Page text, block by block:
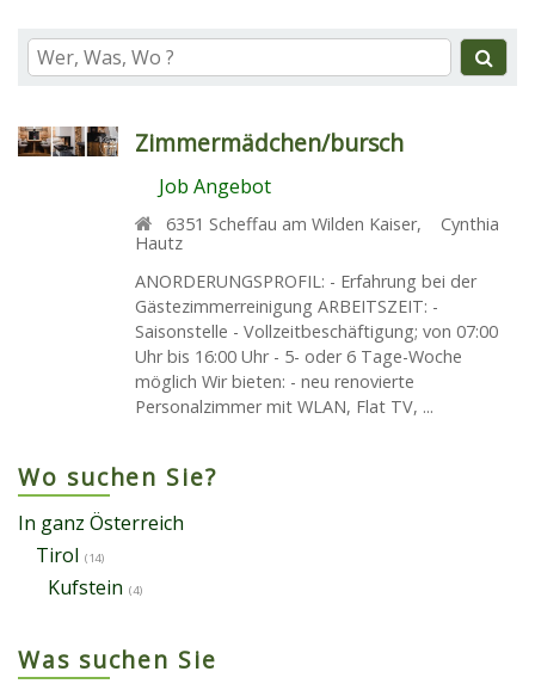
Zimmermädchen/bursch
Job Angebot
6351 Scheffau am Wilden Kaiser,
Cynthia
Hautz
ANORDERUNGSPROFIL: - Erfahrung bei der
Gästezimmerreinigung ARBEITSZEIT: -
Saisonstelle - Vollzeitbeschäftigung; von 07:00
Uhr bis 16:00 Uhr - 5- oder 6 Tage-Woche
möglich Wir bieten: - neu renovierte
Personalzimmer mit WLAN, Flat TV, ...
Wo suchen Sie?
In ganz Österreich
Tirol (14)
Kufstein (4)
Was suchen Sie